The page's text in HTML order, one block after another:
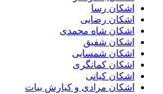
اشکان رسا
اشکان رضایی
اشکان شاه محمدی
اشکان شفیق
اشکان شمسایی
اشکان‌ کمانگری
اشکان کیانی
اشکان مرادی و کیارش بیات